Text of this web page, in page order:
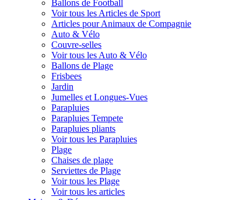
Ballons de Football
Voir tous les Articles de Sport
Articles pour Animaux de Compagnie
Auto & Vélo
Couvre-selles
Voir tous les Auto & Vélo
Ballons de Plage
Frisbees
Jardin
Jumelles et Longues-Vues
Parapluies
Parapluies Tempete
Parapluies pliants
Voir tous les Parapluies
Plage
Chaises de plage
Serviettes de Plage
Voir tous les Plage
Voir tous les articles